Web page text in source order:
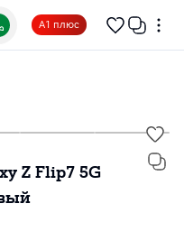
А1 плюс
Z Flip7 5G